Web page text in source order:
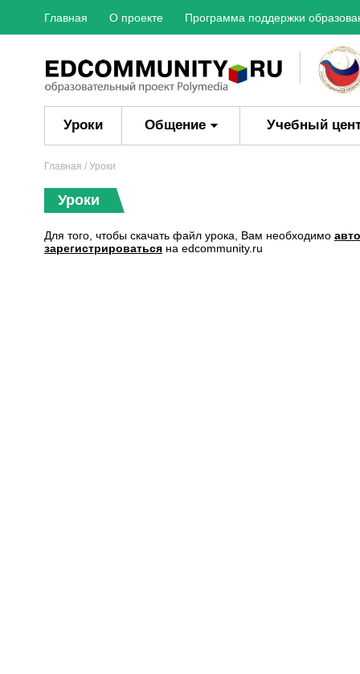
Главная О проекте Программа поддержки
Уроки Общение Учебный
Главная / Уроки
Уроки
Для того, чтобы скачать файл урока, Вам необходимо
зарегистрироваться на edcommunity.ru